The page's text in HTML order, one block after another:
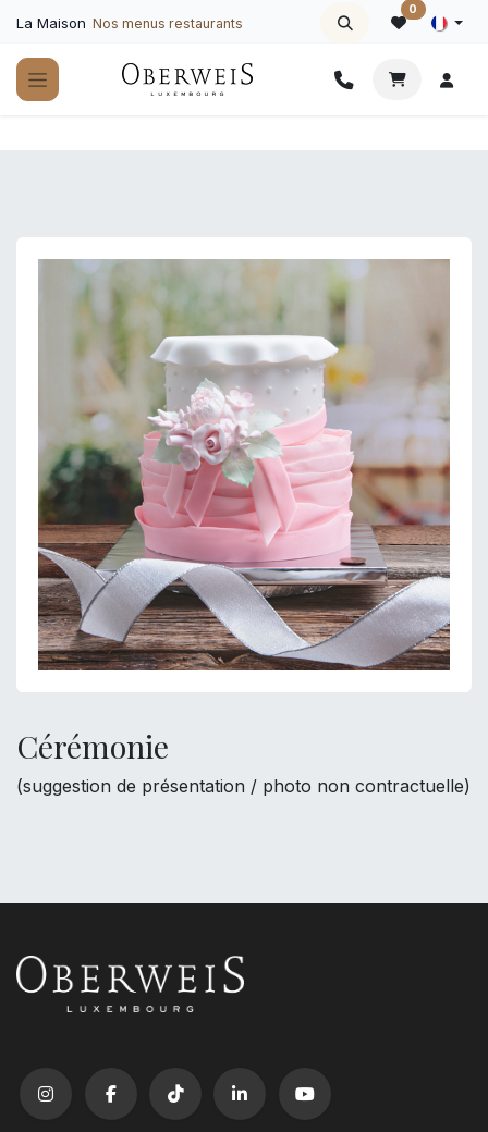
La Maison Nos menus restaurants
0
Cérémonie
(suggestion de présentation / photo non contractuelle)